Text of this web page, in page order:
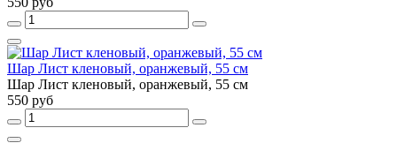
Шар Лист кленовый, оранжевый, 55 см
Шар Лист кленовый, оранжевый, 55 см
550 руб